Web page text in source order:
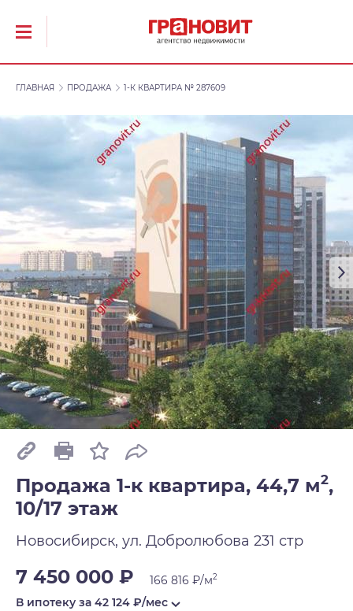
ГЛАВНАЯ ПРОДАЖА 1-К КВАРТИРА № 287609
Продажа 1-к квартира, 44,7 м2,
10/17 этаж
Новосибирск, ул. Добролюбова 231 стр
7 450 000 ₽ 166 816 ₽/м2
В ипотеку за 42 124 ₽/мес